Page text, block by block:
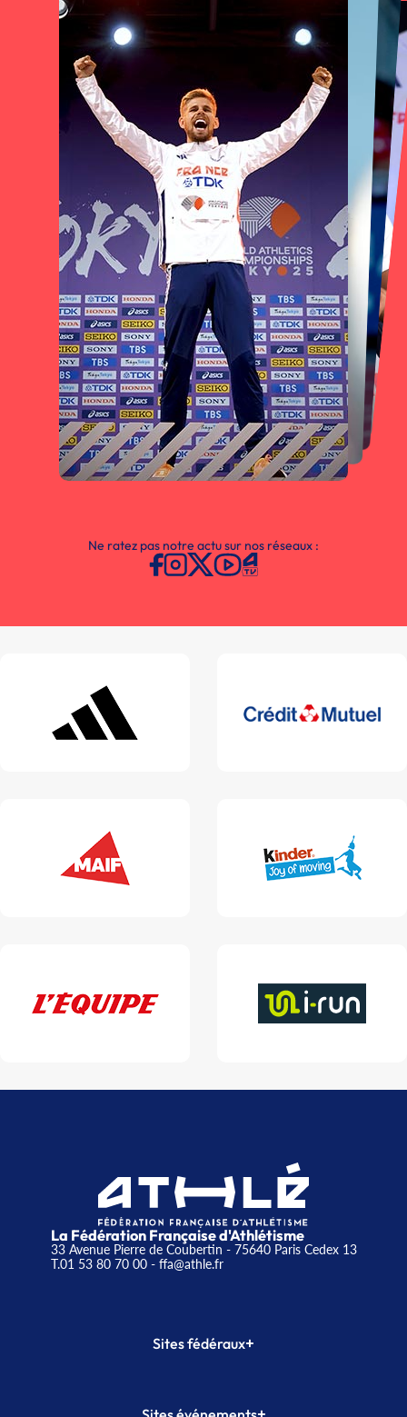
Ne ratez pas notre actu sur nos réseaux :
La Fédération Française d'Athlétisme
33 Avenue Pierre de Coubertin - 75640 Paris Cedex 13
T.01 53 80 70 00- ffa@athle.fr
Sites fédéraux+